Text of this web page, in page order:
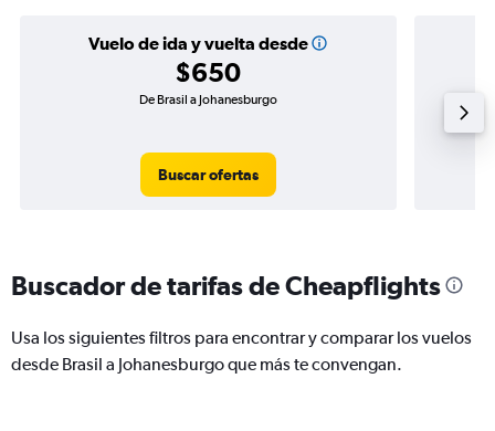
Vuelo de ida y vuelta desde
$650
De Brasil a Johanesburgo
Buscar ofertas
Buscador de tarifas de Cheapflights
Usa los siguientes filtros para encontrar y comparar los vuelos
desde Brasil a Johanesburgo que más te convengan.